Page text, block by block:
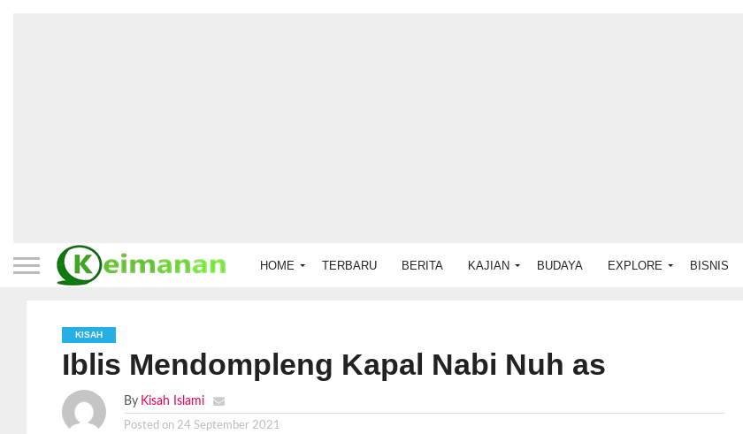
HOME TERBARU BERITA KAJIAN BUDAYA EXPLORE BISNIS
KISAH
Iblis Mendompleng Kapal Nabi Nuh as
By Kisah Islami
Posted on 24 September 2021